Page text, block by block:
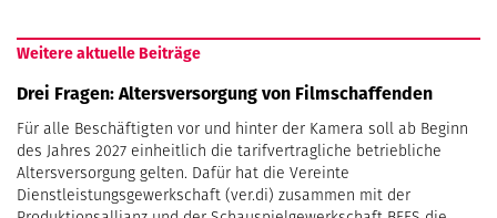
Weitere aktuelle Beiträge
Drei Fragen: Altersversorgung von Filmschaffenden
Für alle Beschäftigten vor und hinter der Kamera soll ab Beginn
des Jahres 2027 einheitlich die tarifvertragliche betriebliche
Altersversorgung gelten. Dafür hat die Vereinte
Dienstleistungsgewerkschaft (ver.di) zusammen mit der